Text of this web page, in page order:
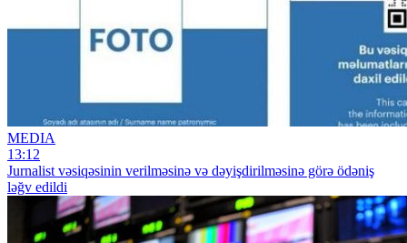
MEDIA
13:12
Jurnalist vəsiqəsinin verilməsinə və dəyişdirilməsinə görə ödəniş
ləğv edildi